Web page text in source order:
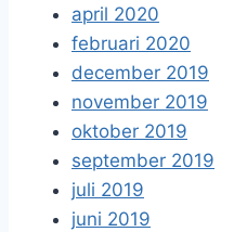
april 2020
februari 2020
december 2019
november 2019
oktober 2019
september 2019
juli 2019
juni 2019